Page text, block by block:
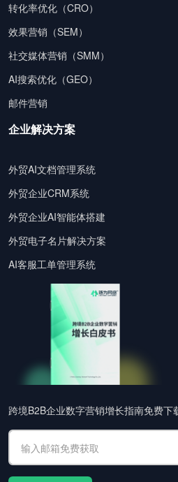
转化率优化（CRO）
效果营销（SEM）
社交媒体营销（SMM）
AI搜索优化（GEO）
邮件营销
企业解决方案
外贸AI文档管理系统
外贸企业CRM系统
外贸企业AI智能体搭建
外贸电子名片解决方案
AI客服工单管理系统
跨境B2B企业数字营销增长指南免费下